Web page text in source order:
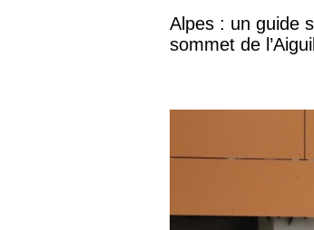
Alpes : un guide
sommet de